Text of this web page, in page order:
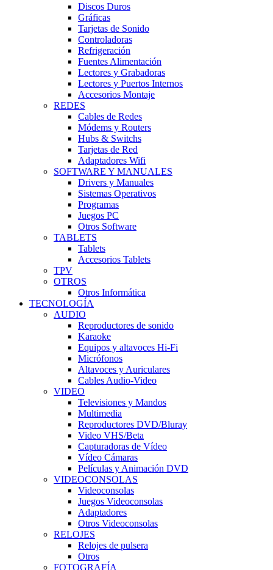
Discos Duros
Gráficas
Tarjetas de Sonido
Controladoras
Refrigeración
Fuentes Alimentación
Lectores y Grabadoras
Lectores y Puertos Internos
Accesorios Montaje
REDES
Cables de Redes
Módems y Routers
Hubs & Switchs
Tarjetas de Red
Adaptadores Wifi
SOFTWARE Y MANUALES
Drivers y Manuales
Sistemas Operativos
Programas
Juegos PC
Otros Software
TABLETS
Tablets
Accesorios Tablets
TPV
OTROS
Otros Informática
TECNOLOGÍA
AUDIO
Reproductores de sonido
Karaoke
Equipos y altavoces Hi-Fi
Micrófonos
Altavoces y Auriculares
Cables Audio-Video
VIDEO
Televisiones y Mandos
Multimedia
Reproductores DVD/Bluray
Video VHS/Beta
Capturadoras de Vídeo
Vídeo Cámaras
Películas y Animación DVD
VIDEOCONSOLAS
Videoconsolas
Juegos Videoconsolas
Adaptadores
Otros Videoconsolas
RELOJES
Relojes de pulsera
Otros
FOTOGRAFÍA